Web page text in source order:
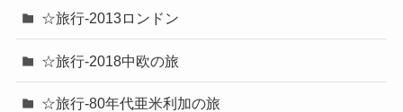
☆旅行-2013ロンドン
☆旅行-2018中欧の旅
☆旅行-80年代亜米利加の旅